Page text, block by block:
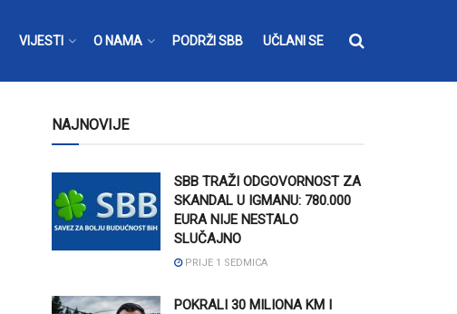
VIJESTI O NAMA PODRŽI SBB UČLANI SE
NAJNOVIJE
SBB TRAŽI ODGOVORNOST ZA
SKANDAL U IGMANU: 780.000
EURA NIJE NESTALO
SLUČAJNO
PRIJE 1 SEDMICA
POKRALI 30 MILIONA KM I